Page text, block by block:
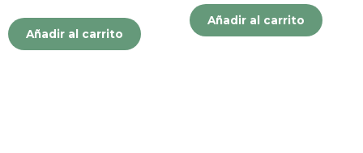
Añadir al carrito
Añadir al carrito